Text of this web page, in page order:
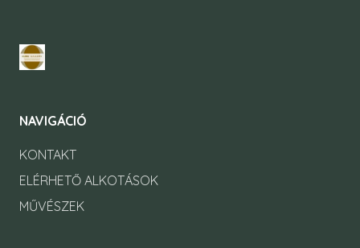
NAVIGÁCIÓ
KONTAKT
ELÉRHETŐ ALKOTÁSOK
MŰVÉSZEK